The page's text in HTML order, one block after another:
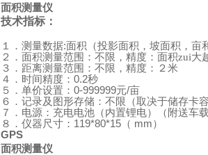
面积测量仪
技术指标：
１．测量数据:面积（投影面积，坡面积，亩
２．面积测量范围：不限，精度：面积zui大
３．距离测量范围：不限，精度：２米
４．时间精度： 0.2秒
５．单价设置： 0-999999元/亩
６．记录及图形存储：不限（取决于储存卡
７．电源：充电电池（内置锂电）
（ 附送车
８．仪器尺寸： 119*80*15（ mm）
GPS
面积测量仪